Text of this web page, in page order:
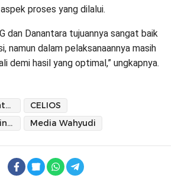
proses yang dilalui.
dan Danantara tujuannya sangat baik
namun dalam pelaksanaannya masih
demi hasil yang optimal,” ungkapnya.
100 Hari Pemerintahan Prabowo-Gibran
CELIOS
Kebijakan Pemerintah
Media Wahyudi